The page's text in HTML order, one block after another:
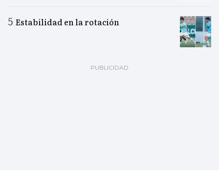
Estabilidad en la rotación